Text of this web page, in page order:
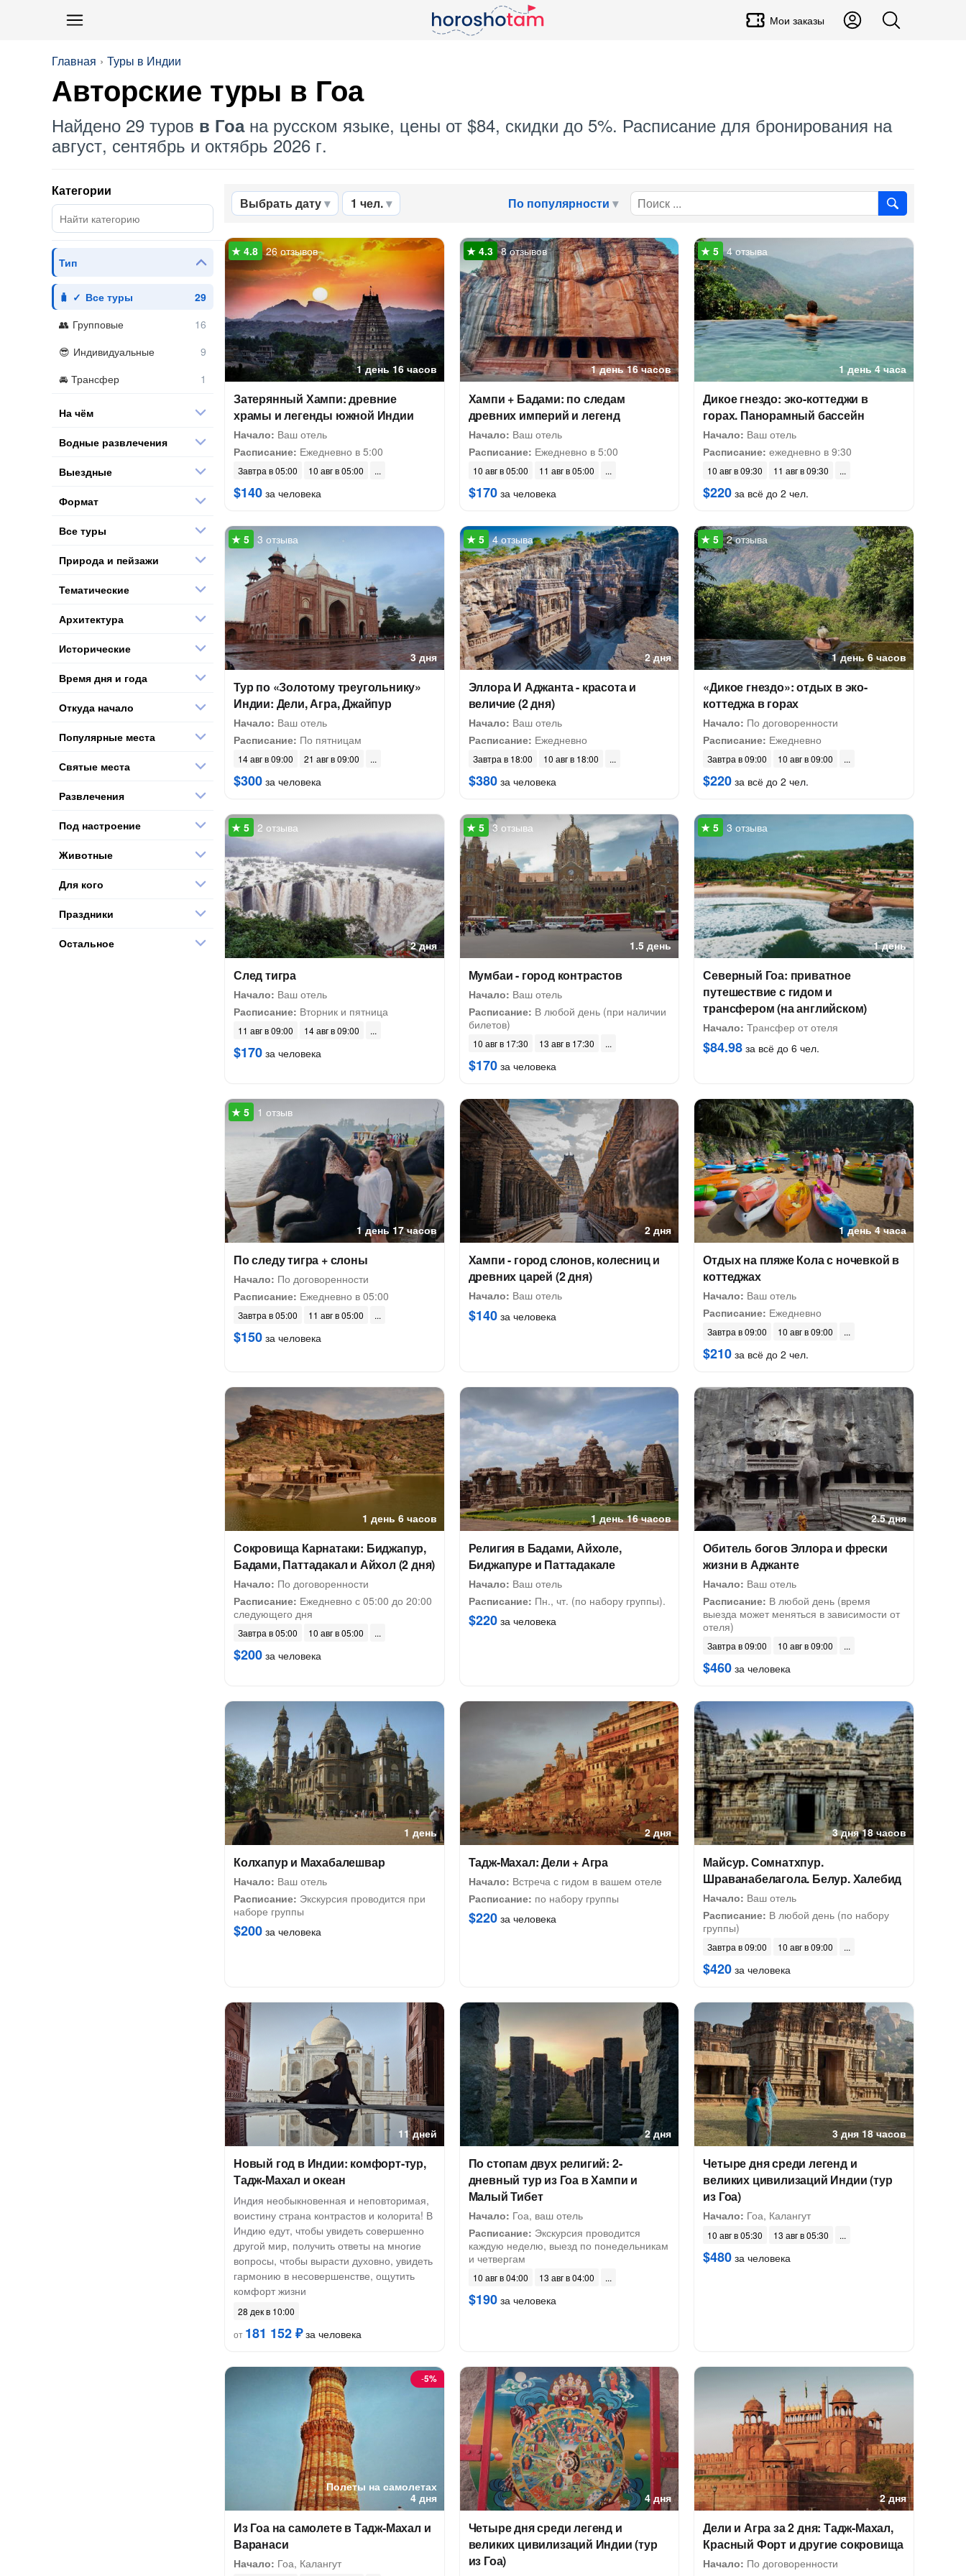
Мои заказы
Главная Туры в Индии
Авторские туры в Гоа
Найдено 29 туров в Гоана русском языке, цены от $84, скидки до 5%. Расписание для бронирования на
август, сентябрь и октябрь 2026 г.
Выбрать дату 1 чел. По популярности
1 день 16 часов
26 отзывов
Затерянный Хампи: древние
храмы и легенды южной Индии
Начало: Ваш отель
Расписание: Ежедневно в 5:00
Завтра в 05:00 10 авг в 05:00
$140 за человека
1 день 16 часов
8 отзывов
Хампи + Бадами: по следам
древних империй и легенд
Начало: Ваш отель
Расписание: Ежедневно в 5:00
10 авг в 05:00 11 авг в 05:00
$170за человека
1 день 4 часа
4 отзыва
Дикое гнездо: эко-коттеджи в
горах. Панорамный бассейн
Начало: Ваш отель
Расписание: ежедневно в 9:30
10 авг в 09:30 11 авг в 09:30
$220 за всё до 2 чел.
3 дня
3 отзыва
Тур по «Золотому треугольнику»
Индии: Дели, Агра, Джайпур
Начало: Ваш отель
Расписание: По пятницам
14 авг в 09:00 21 авг в 09:00
$300 за человека
2 дня
4 отзыва
Эллора И Аджанта - красота и
величие (2 дня)
Начало: Ваш отель
Расписание: Ежедневно
Завтра в 18:00 10 авг в 18:00
$380за человека
1 день 6 часов
2 отзыва
«Дикое гнездо»: отдых в эко-
коттеджа в горах
Начало: По договоренности
Расписание: Ежедневно
Завтра в 09:00 10 авг в 09:00
$220 за всё до 2 чел.
2 дня
2 отзыва
След тигра
Начало: Ваш отель
Расписание: Вторник и пятница
11 авг в 09:00 14 авг в 09:00
$170 за человека
1.5 день
3 отзыва
Мумбаи - город контрастов
Начало: Ваш отель
Расписание: В любой день (при наличии
билетов)
10 авг в 17:30 13 авг в 17:30
$170за человека
1 день
3 отзыва
Северный Гоа: приватное
путешествие с гидом и
трансфером (на английском)
Начало: Трансфер от отеля
$84.98 за всё до 6 чел.
1 день 17 часов
1 отзыв
По следу тигра + слоны
Начало: По договоренности
Расписание: Ежедневно в 05:00
Завтра в 05:00 11 авг в 05:00
$150 за человека
2 дня
Хампи - город слонов, колесниц и
древних царей (2 дня)
Начало: Ваш отель
$140за человека
1 день 4 часа
Отдых на пляже Кола с ночевкой в
коттеджах
Начало: Ваш отель
Расписание: Ежедневно
Завтра в 09:00 10 авг в 09:00
$210 за всё до 2 чел.
1 день 6 часов
Сокровища Карнатаки: Биджапур,
Бадами, Паттадакал и Айхол (2 дня)
Начало: По договоренности
Расписание: Ежедневно с 05:00 до 20:00
следующего дня
Завтра в 05:00 10 авг в 05:00
$200 за человека
1 день 16 часов
Религия в Бадами, Айхоле,
Биджапуре и Паттадакале
Начало: Ваш отель
Расписание: Пн., чт. (по набору группы).
$220за человека
2.5 дня
Обитель богов Эллора и фрески
жизни в Аджанте
Начало: Ваш отель
Расписание: В любой день (время
выезда может меняться в зависимости от
отеля)
Завтра в 09:00 10 авг в 09:00
$460 за человека
1 день
Колхапур и Махабалешвар
Начало: Ваш отель
Расписание: Экскурсия проводится при
наборе группы
$200 за человека
2 дня
Тадж-Махал: Дели + Агра
Начало: Встреча с гидом в вашем отеле
Расписание: по набору группы
$220за человека
3 дня 18 часов
Майсур. Сомнатхпур.
Шраванабелагола. Белур. Халебид
Начало: Ваш отель
Расписание: В любой день (по набору
группы)
Завтра в 09:00 10 авг в 09:00
$420 за человека
11 дней
Новый год в Индии: комфорт-тур,
Тадж-Махал и океан
Индия необыкновенная и неповторимая,
воистину страна контрастов и колорита! В
Индию едут, чтобы увидеть совершенно
другой мир, получить ответы на многие
вопросы, чтобы вырасти духовно, увидеть
гармонию в несовершенстве, ощутить
комфорт жизни
28 дек в 10:00
от 181 152 ₽за человека
2 дня
По стопам двух религий: 2-
дневный тур из Гоа в Хампи и
Малый Тибет
Начало: Гоа, ваш отель
Расписание: Экскурсия проводится
каждую неделю, выезд по понедельникам
и четвергам
10 авг в 04:00 13 авг в 04:00
$190за человека
3 дня 18 часов
Четыре дня среди легенд и
великих цивилизаций Индии (тур
из Гоа)
Начало: Гоа, Калангут
10 авг в 05:30 13 авг в 05:30
$480 за человека
Полеты на самолетах
4 дня
-5%
Из Гоа на самолете в Тадж-Махал и
Варанаси
Начало: Гоа, Калангут
4 дня
Четыре дня среди легенд и
великих цивилизаций Индии (тур
из Гоа)
2 дня
Дели и Агра за 2 дня: Тадж-Махал,
Красный Форт и другие сокровища
Начало: По договоренности
Категории
Тип
Все туры
Групповые
Индивидуальные
Трансфер
На чём
Водные развлечения
Выездные
Формат
Все туры
Природа и пейзажи
Тематические
Архитектура
Исторические
Время дня и года
Откуда начало
Популярные места
Святые места
Развлечения
Под настроение
Животные
Для кого
Праздники
Остальное